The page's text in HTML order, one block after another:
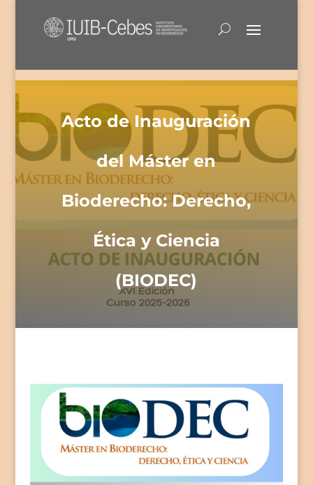
Acto de Inauguración
del Máster en
Bioderecho: Derecho,
Ética y Ciencia
(BIODEC)